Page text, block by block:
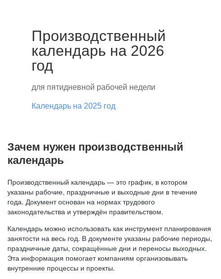
Производственный
календарь на 2026
год
для пятидневной рабочей недели
Календарь на 2025 год
Зачем нужен производственный
календарь
Производственный календарь — это график, в котором
указаны рабочие, праздничные и выходные дни в течение
года. Документ основан на нормах трудового
законодательства и утверждён правительством.
Календарь можно использовать как инструмент планирования
занятости на весь год. В документе указаны рабочие периоды,
праздничные даты, сокращённые дни и переносы выходных.
Эта информация помогает компаниям организовывать
внутренние процессы и проекты.